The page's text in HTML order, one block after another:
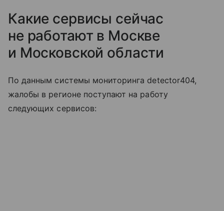
Какие сервисы сейчас
не работают в Москве
и Московской области
По данным системы мониторинга detector404,
жалобы в регионе поступают на работу
следующих сервисов: